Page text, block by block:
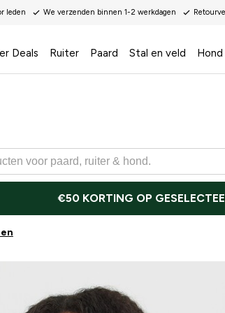
leden We verzenden binnen 1-2 werkdagen
Deals Ruiter Paard Stal en veld Hond
€50 KORTING OP